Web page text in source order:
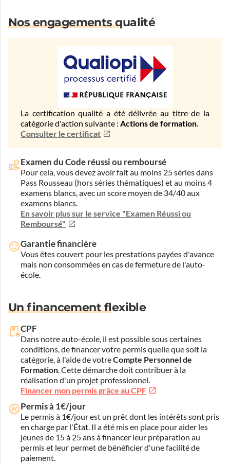
Nos engagements qualité
La certification qualité a été délivrée au titre de la
catégorie d'action suivante : Actions de formation.
Consulter le certificat
Examen du Code réussi ou remboursé
Pour cela, vous devez avoir fait au moins 25 séries dans
Pass Rousseau (hors séries thématiques) et au moins 4
examens blancs, avec un score moyen de 34/40 aux
examens blancs.
En savoir plus sur le service "Examen Réussi ou
Remboursé"
Garantie financière
Vous êtes couvert pour les prestations payées d'avance
mais non consommées en cas de fermeture de l'auto-
école.
Un financement flexible
CPF
Dans notre auto-école, il est possible sous certaines
conditions, de financer votre permis quelle que soit la
catégorie, à l'aide de votreCompte Personnel de
Formation. Cette démarche doit contribuer à la
réalisation d'un projet professionnel.
Financer mon permis grâce au CPF
Permis à 1€/jour
Le permis à 1€/jour est un prêt dont les intérêts sont pris
en charge par l'État. Il a été mis en place pour aider les
jeunes de 15 à 25 ans à financer leur préparation au
permis et leur permet de bénéficier d'une facilité de
paiement.